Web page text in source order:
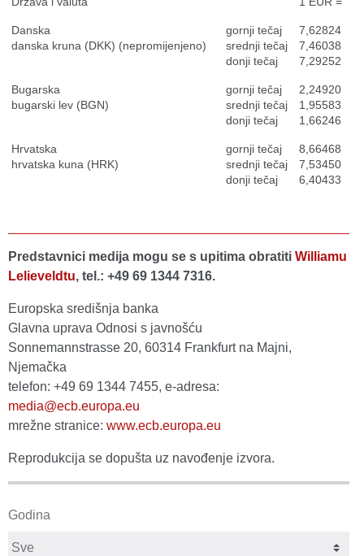
Danska
danska kruna (DKK) (nepromijenjeno)
gornji tečaj
srednji tečaj
donji tečaj
7,62824
7,46038
7,29252
Bugarska
bugarski lev (BGN)
gornji tečaj
srednji tečaj
donji tečaj
2,24920
1,95583
1,66246
Hrvatska
hrvatska kuna (HRK)
gornji tečaj
srednji tečaj
donji tečaj
8,66468
7,53450
6,40433
Predstavnici medija mogu se s upitima obratiti Williamu
Lelieveldtu, tel.: +49 69 1344 7316.
Europska središnja banka
Glavna uprava Odnosi s javnošću
Sonnemannstrasse 20, 60314 Frankfurt na Majni,
Njemačka
telefon: +49 69 1344 7455, e-adresa:
media@ecb.europa.eu
mrežne stranice: www.ecb.europa.eu
Reprodukcija se dopušta uz navođenje izvora.
Godina